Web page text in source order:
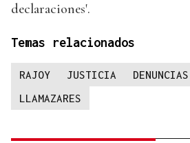
declaraciones'.
Temas relacionados
RAJOY JUSTICIA DENUNCIAS
LLAMAZARES